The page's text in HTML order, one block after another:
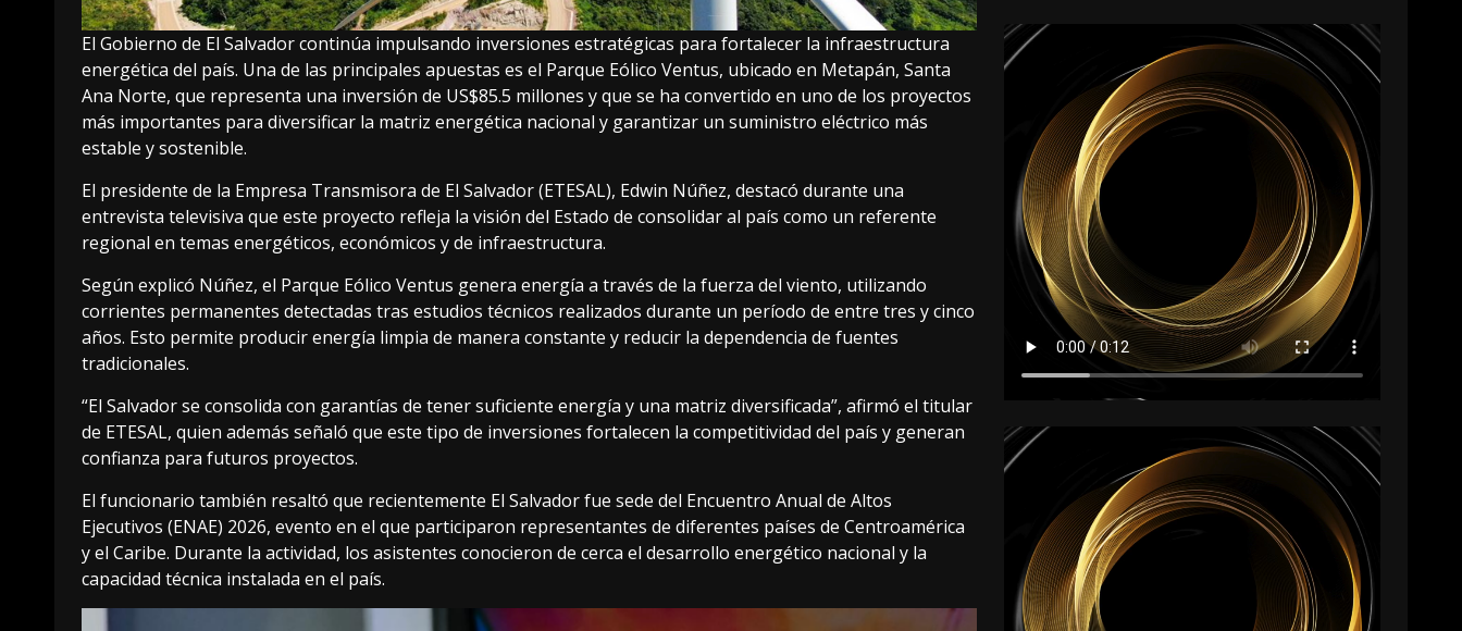
El Gobierno de El Salvador continúa impulsando inversiones estratégicas para fortalecer la infraestructura
energética del país. Una de las principales apuestas es el Parque Eólico Ventus, ubicado en Metapán, Santa
Ana Norte, que representa una inversión de US$85.5 millones y que se ha convertido en uno de los proyectos
más importantes para diversificar la matriz energética nacional y garantizar un suministro eléctrico más
estable y sostenible.
El presidente de la Empresa Transmisora de El Salvador (ETESAL), Edwin Núñez, destacó durante una
entrevista televisiva que este proyecto refleja la visión del Estado de consolidar al país como un referente
regional en temas energéticos, económicos y de infraestructura.
Según explicó Núñez, el Parque Eólico Ventus genera energía a través de la fuerza del viento, utilizando
corrientes permanentes detectadas tras estudios técnicos realizados durante un período de entre tres y cinco
años. Esto permite producir energía limpia de manera constante y reducir la dependencia de fuentes
tradicionales.
“El Salvador se consolida con garantías de tener suficiente energía y una matriz diversificada”, afirmó el titular
de ETESAL, quien además señaló que este tipo de inversiones fortalecen la competitividad del país y generan
confianza para futuros proyectos.
El funcionario también resaltó que recientemente El Salvador fue sede del Encuentro Anual de Altos
Ejecutivos (ENAE) 2026, evento en el que participaron representantes de diferentes países de Centroamérica
y el Caribe. Durante la actividad, los asistentes conocieron de cerca el desarrollo energético nacional y la
capacidad técnica instalada en el país.